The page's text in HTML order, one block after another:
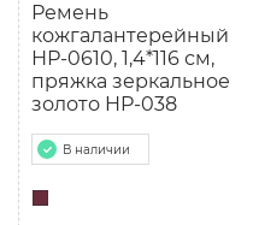
Ремень
кожгалантерейный
НР-0610, 1,4*116 см,
пряжка зеркальное
золото HP-038
В наличии